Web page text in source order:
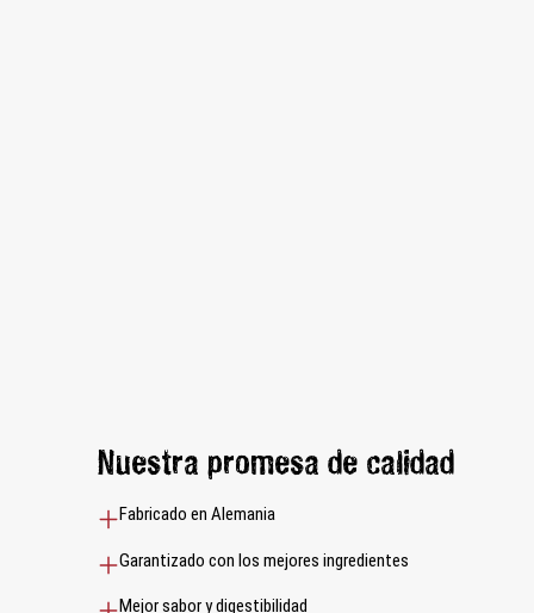
Nuestra promesa de calidad
Fabricado en Alemania
Garantizado con los mejores ingredientes
Mejor sabor y digestibilidad